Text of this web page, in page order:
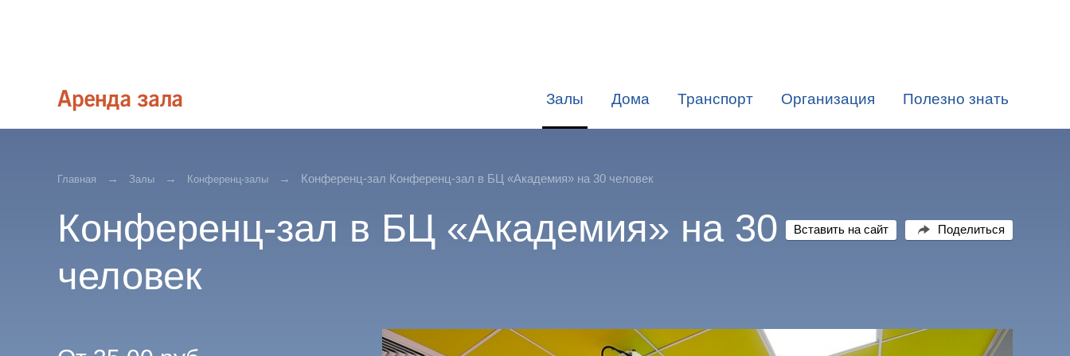
Залы Дома Транспорт Организация Полезно знать
Главная Залы Конференц-залы Конференц-зал Конференц-зал в БЦ «Академия» на 30 человек
Вставить на сайт Поделиться
Конференц-зал в БЦ «Академия» на 30
человек